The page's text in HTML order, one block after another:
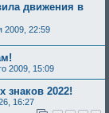
движения в
2009, 22:59
2009, 15:09
2022!
16:27